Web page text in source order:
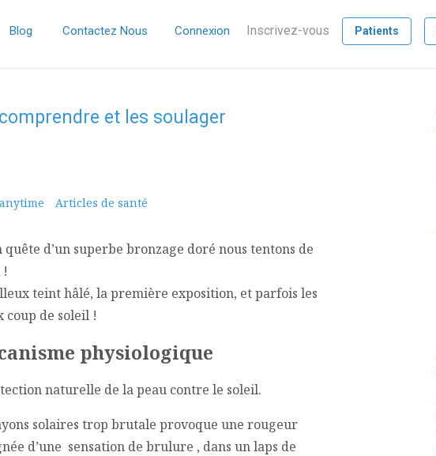
Blog Contactez Nous Connexion Inscrivez-vous Patients
et les soulager
Articles de santé
d’un superbe bronzage doré nous tentons de
teint hâlé, la première exposition, et parfois les
coup de soleil !
physiologique
naturelle de la peau contre le soleil.
solaires trop brutale provoque une rougeur
d’une sensation de brulure , dans un laps de